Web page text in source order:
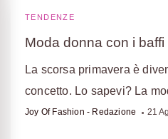
TENDENZE
Moda donna con i baffi
La scorsa primavera è
concetto. Lo sapevi? La
Joy Of Fashion - Redazione 21